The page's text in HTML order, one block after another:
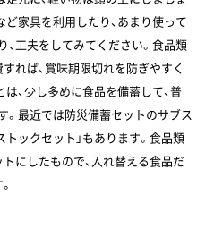
家具を利用したり、あまり使って
工夫をしてみてください。食品類
れば、賞味期限切れを防ぎやすく
、少し多めに食品を備蓄して、普
最近では防災備蓄セットのサブス
ックセット」もあります。食品類
にしたもので、入れ替える食品だ